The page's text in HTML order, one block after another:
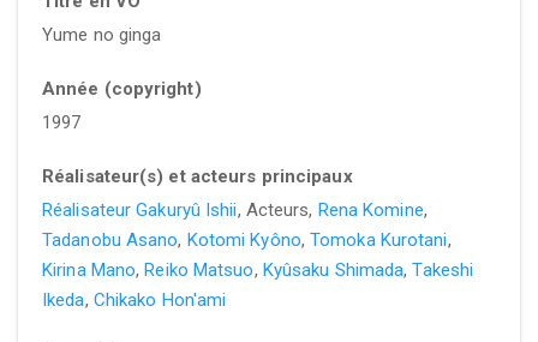
Yume no ginga
Année (copyright)
1997
Réalisateur(s) et acteurs principaux
Réalisateur Gakuryû Ishii, Acteurs, Rena Komine,
Tadanobu Asano, Kotomi Kyôno,Tomoka Kurotani,
Kirina Mano,Reiko Matsuo, Kyûsaku Shimada,Takeshi
Ikeda, Chikako Hon'ami